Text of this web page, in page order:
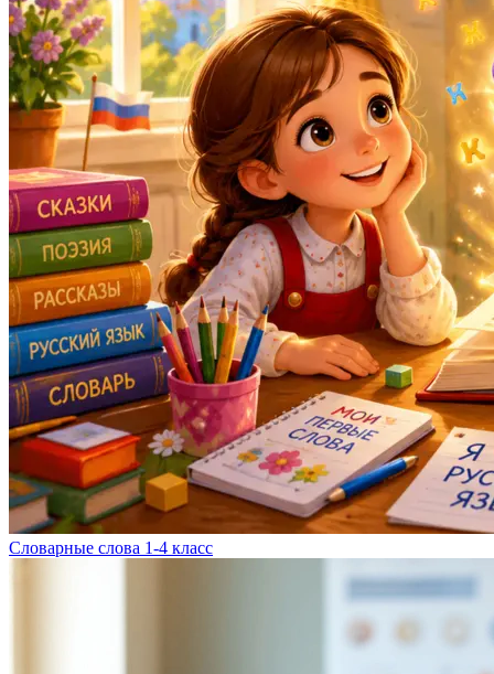
Словарные слова 1-4 класс